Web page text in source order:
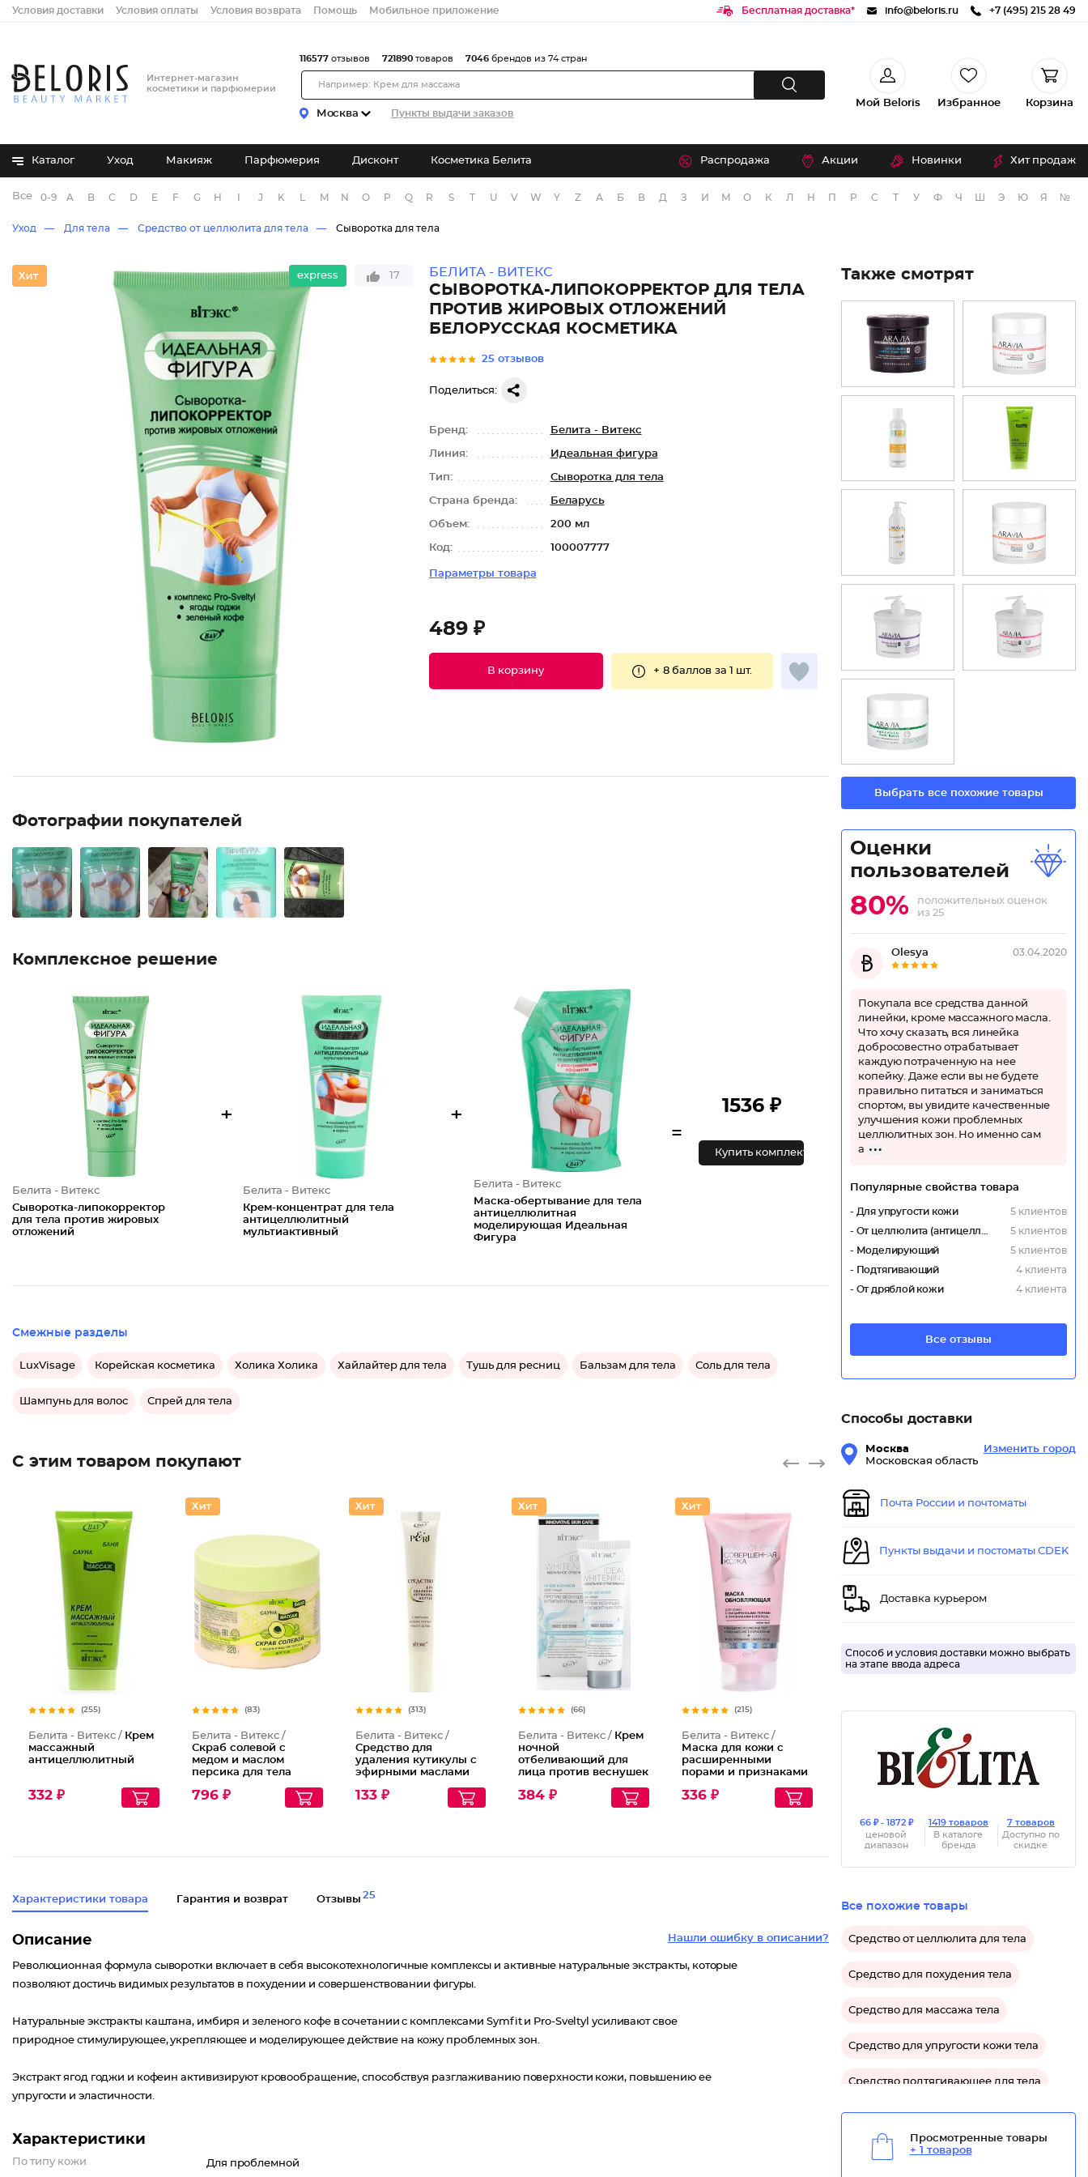
Условия доставки Условия оплаты Условия возврата Помощь Мобильное приложение Бесплатная доставка* info@beloris.ru +7 (495) 215 28 49
Интернет-магазин
косметики и парфюмерии
Москва Пункты выдачи заказов
116577 отзывов 721890 товаров 7046 брендов из 74 стран
Мой Beloris Избранное Корзина
Каталог Уход Макияж Парфюмерия Дисконт Косметика Белита Распродажа Акции Новинки Хит продаж
Все бренды
0-9 A B C D E F G H J K M N O P Q R S T U V W Y Z А Б В Д З И М О К Л Н П Р С Т У Ф Ч Э Ю Я №
Уход Для тела Средство от целлюлита для тела Сыворотка для тела
express 17 БЕЛИТА - ВИТЕКС
СЫВОРОТКА-ЛИПОКОРРЕКТОР ДЛЯ ТЕЛА
ПРОТИВ ЖИРОВЫХ ОТЛОЖЕНИЙ
БЕЛОРУССКАЯ КОСМЕТИКА
25 отзывов
Поделиться:
Бренд: Белита - Витекс
Линия: Идеальная фигура
Тип: Сыворотка для тела
Страна бренда: Беларусь
Объем: 200 мл
Код: 100007777
Параметры товара
489 ₽
В корзину + 8 баллов за 1 шт.
Фотографии покупателей
Комплексное решение
Белита - Витекс
Сыворотка-липокорректор
для тела против жировых
отложений
+
Белита - Витекс
Крем-концентрат для тела
антицеллюлитный
мультиактивный
+
Белита - Витекс
Маска-обертывание для тела
антицеллюлитная
моделирующая Идеальная
Фигура
=
1536 ₽
Купить комплект
Смежные разделы
LuxVisage Корейская косметика Холика Холика Хайлайтер для тела Тушь для ресниц Бальзам для тела Соль для тела
Шампунь для волос Спрей для тела
С этим товаром покупают
(255)
Белита - Витекс / Крем
массажный
антицеллюлитный
332 ₽
(83)
Белита - Витекс /
Скраб солевой с
медом и маслом
персика для тела
796 ₽
(313)
Белита - Витекс /
Средство для
удаления кутикулы с
эфирными маслами
дерева
133 ₽
(66)
Белита - Витекс / Крем
ночной
отбеливающий для
лица против веснушек
384 ₽
(215)
Белита - Витекс /
Маска для кожи с
расширенными
порами и признаками
Обновляющая
336 ₽
Характеристики товара Гарантия и возврат Отзывы 25
Нашли ошибку в описании?
Описание
Революционная формула сыворотки включает в себя высокотехнологичные комплексы и активные натуральные экстракты, которые
позволяют достичь видимых результатов в похудении и совершенствовании фигуры.
Натуральные экстракты каштана, имбиря и зеленого кофе в сочетании с комплексами Symfit и Pro-Sveltyl усиливают свое
природное стимулирующее, укрепляющее и моделирующее действие на кожу проблемных зон.
Экстракт ягод годжи и кофеин активизируют кровообращение, способствуя разглаживанию поверхности кожи, повышению ее
упругости и эластичности.
Характеристики
По типу кожи Для проблемной
Также смотрят
Выбрать все похожие товары
Оценки
пользователей
80%
положительных оценок
из 25
Оlеsуа 03.04.2020
Покупала все средства данной
линейки, кроме массажного масла.
Что хочу сказать, вся линейка
добросовестно отрабатывает
каждую потраченную на нее
копейку. Даже если вы не будете
правильно питаться и заниматься
спортом, вы увидите качественные
улучшения кожи проблемных
целлюлитных зон. Но именно сам
а
Популярные свойства товара
- Для упругости кожи
5 клиентов
5 клиентов
- Моделирующий
5 клиентов
- Подтягивающий
4 клиента
- От дряблой кожи
4 клиента
Все отзывы
Способы доставки
Москва
Московская область
Изменить город
Почта России и почтоматы
Пункты выдачи и постоматы CDEK
Доставка курьером
Способ и условия доставки можно выбрать
на этапе ввода адреса
66 ₽ - 1872 ₽
ценовой
диапазон
1419 товаров
В каталоге
бренда
7 товаров
Доступно по
скидке
Все похожие товары
Средство от целлюлита для тела
Средство для похудения тела
Средство для массажа тела
Средство для упругости кожи тела
Средство подтягивающее для тела
Просмотренные товары
+ 1 товаров